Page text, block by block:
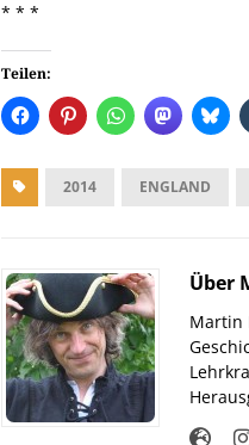
* * *
Teilen:
2014 ENGLAND
Über
Martin